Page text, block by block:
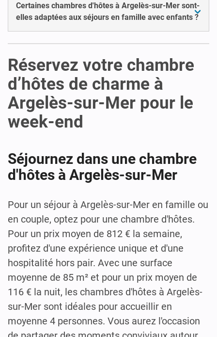
Certaines chambres d'hôtes à Argelès-sur-Mer sont-
elles adaptées aux séjours en famille avec enfants ?
Réservez votre chambre
d’hôtes de charme à
Argelès-sur-Mer pour le
week-end
Séjournez dans une chambre
d'hôtes à Argelès-sur-Mer
Pour un séjour à Argelès-sur-Mer en famille ou
en couple, optez pour une chambre d'hôtes.
Pour un prix moyen de 812 € la semaine,
profitez d'une expérience unique et d'une
hospitalité hors pair. Avec une surface
moyenne de 85 m² et pour un prix moyen de
116 € la nuit, les chambres d'hôtes à Argelès-
sur-Mer sont idéales pour accueillir en
moyenne 4 personnes. Vous aurez l'occasion